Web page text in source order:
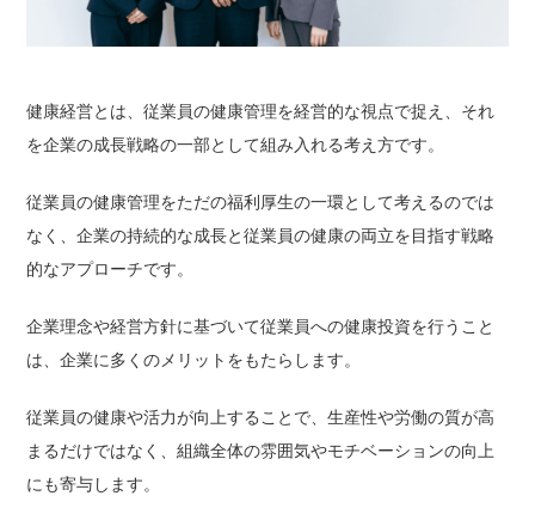
健康経営とは、従業員の健康管理を経営的な視点で捉え、それ
を企業の成長戦略の一部として組み入れる考え方です。
従業員の健康管理をただの福利厚生の一環として考えるのでは
なく、企業の持続的な成長と従業員の健康の両立を目指す戦略
的なアプローチです。
企業理念や経営方針に基づいて従業員への健康投資を行うこと
は、企業に多くのメリットをもたらします。
従業員の健康や活力が向上することで、生産性や労働の質が高
まるだけではなく、組織全体の雰囲気やモチベーションの向上
にも寄与します。